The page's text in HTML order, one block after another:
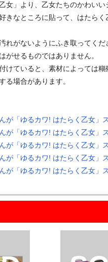
女」より、乙女たちのかわい
きなところに貼って、はたらく
れがないようにふき取ってくだ
がせるものではありません。
けていると、素材によっては糊
場合があります。
が「ゆるカワ! はたらく乙女」
が「ゆるカワ! はたらく乙女」
が「ゆるカワ! はたらく乙女」
が「ゆるカワ! はたらく乙女」
が「ゆるカワ! はたらく乙女」